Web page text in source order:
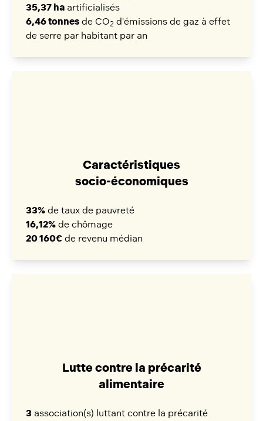
35,37 ha artificialisés
6,46 tonnes de CO2 d'émissions de gaz à effet
de serre par habitant par an
Caractéristiques
socio-économiques
33% de taux de pauvreté
16,12% de chômage
20 160€ de revenu médian
Lutte contre la précarité
alimentaire
3 association(s) luttant contre la précarité